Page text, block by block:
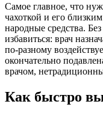
Самое главное, что
чахоткой и его
народные средства.
избавиться: врач
по-разному
окончательно
врачом,
Как быстро